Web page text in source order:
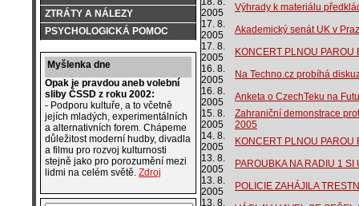
ZTRÁTY A NÁLEZY
PSYCHOLOGICKÁ POMOC
Myšlenka dne
Opak je pravdou aneb volební
sliby ČSSD z roku 2002:
- Podporu kultuře, a to včetně
jejích mladých, experimentálních
a alternativních forem. Chápeme
důležitost moderní hudby, divadla
a filmu pro rozvoj kulturnosti
stejně jako pro porozumění mezi
lidmi na celém světě. Zdroj
2005
Výhrady k materiálu
17. 8.
2005
Akademický senát UK v
17. 8.
2005
KONCERT PLNOU PAROU
16. 8.
2005
Na Techno.cz probíhá
16. 8.
2005
Anketa o CzechTeku na
15. 8.
2005
Zahraniční demonstrace
2005
14. 8.
2005
KONCERT PLNOU PAROU
13. 8.
2005
PAROUBKA NA RADIU 1
13. 8.
2005
POLICIE ZAHÁJILA
13. 8.